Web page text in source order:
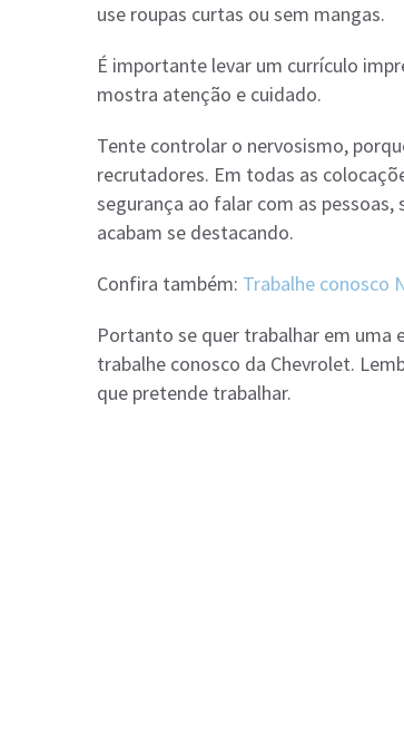
use roupas curtas ou sem mangas.
É importante levar um currículo
mostra atenção e cuidado.
Tente controlar o nervosismo,
recrutadores. Em todas as
segurança ao falar com as
acabam se destacando.
Confira também: Trabalhe conosco
Portanto se quer trabalhar em uma
trabalhe conosco da Chevrolet.
que pretende trabalhar.